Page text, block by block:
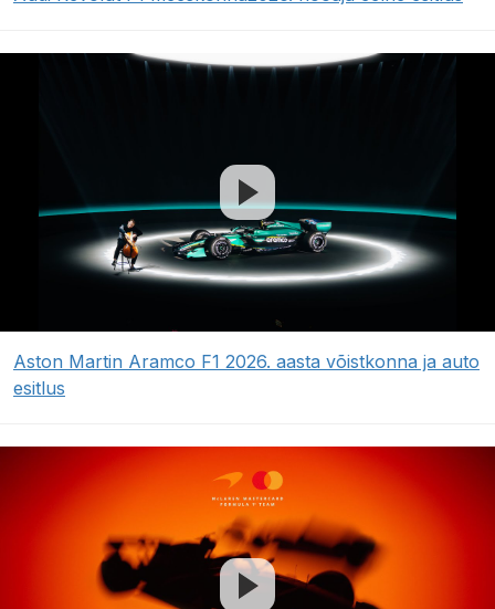
Aston Martin Aramco F1 2026. aasta võistkonna ja auto
esitlus